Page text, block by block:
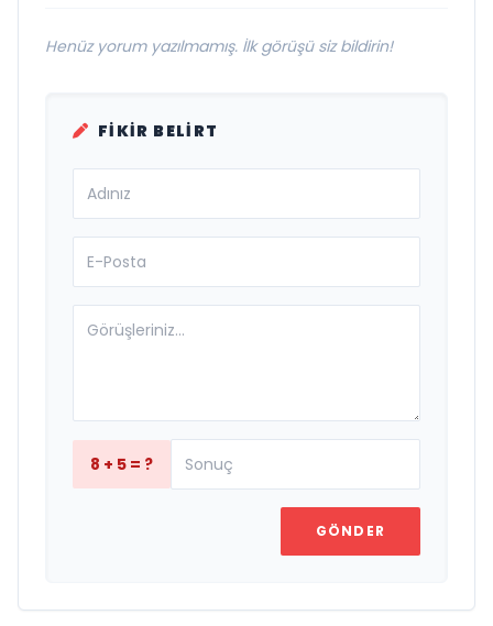
Henüz yorum yazılmamış. İlk görüşü siz bildirin!
FIKIR BELIRT
8 + 5 = ?
GÖNDER